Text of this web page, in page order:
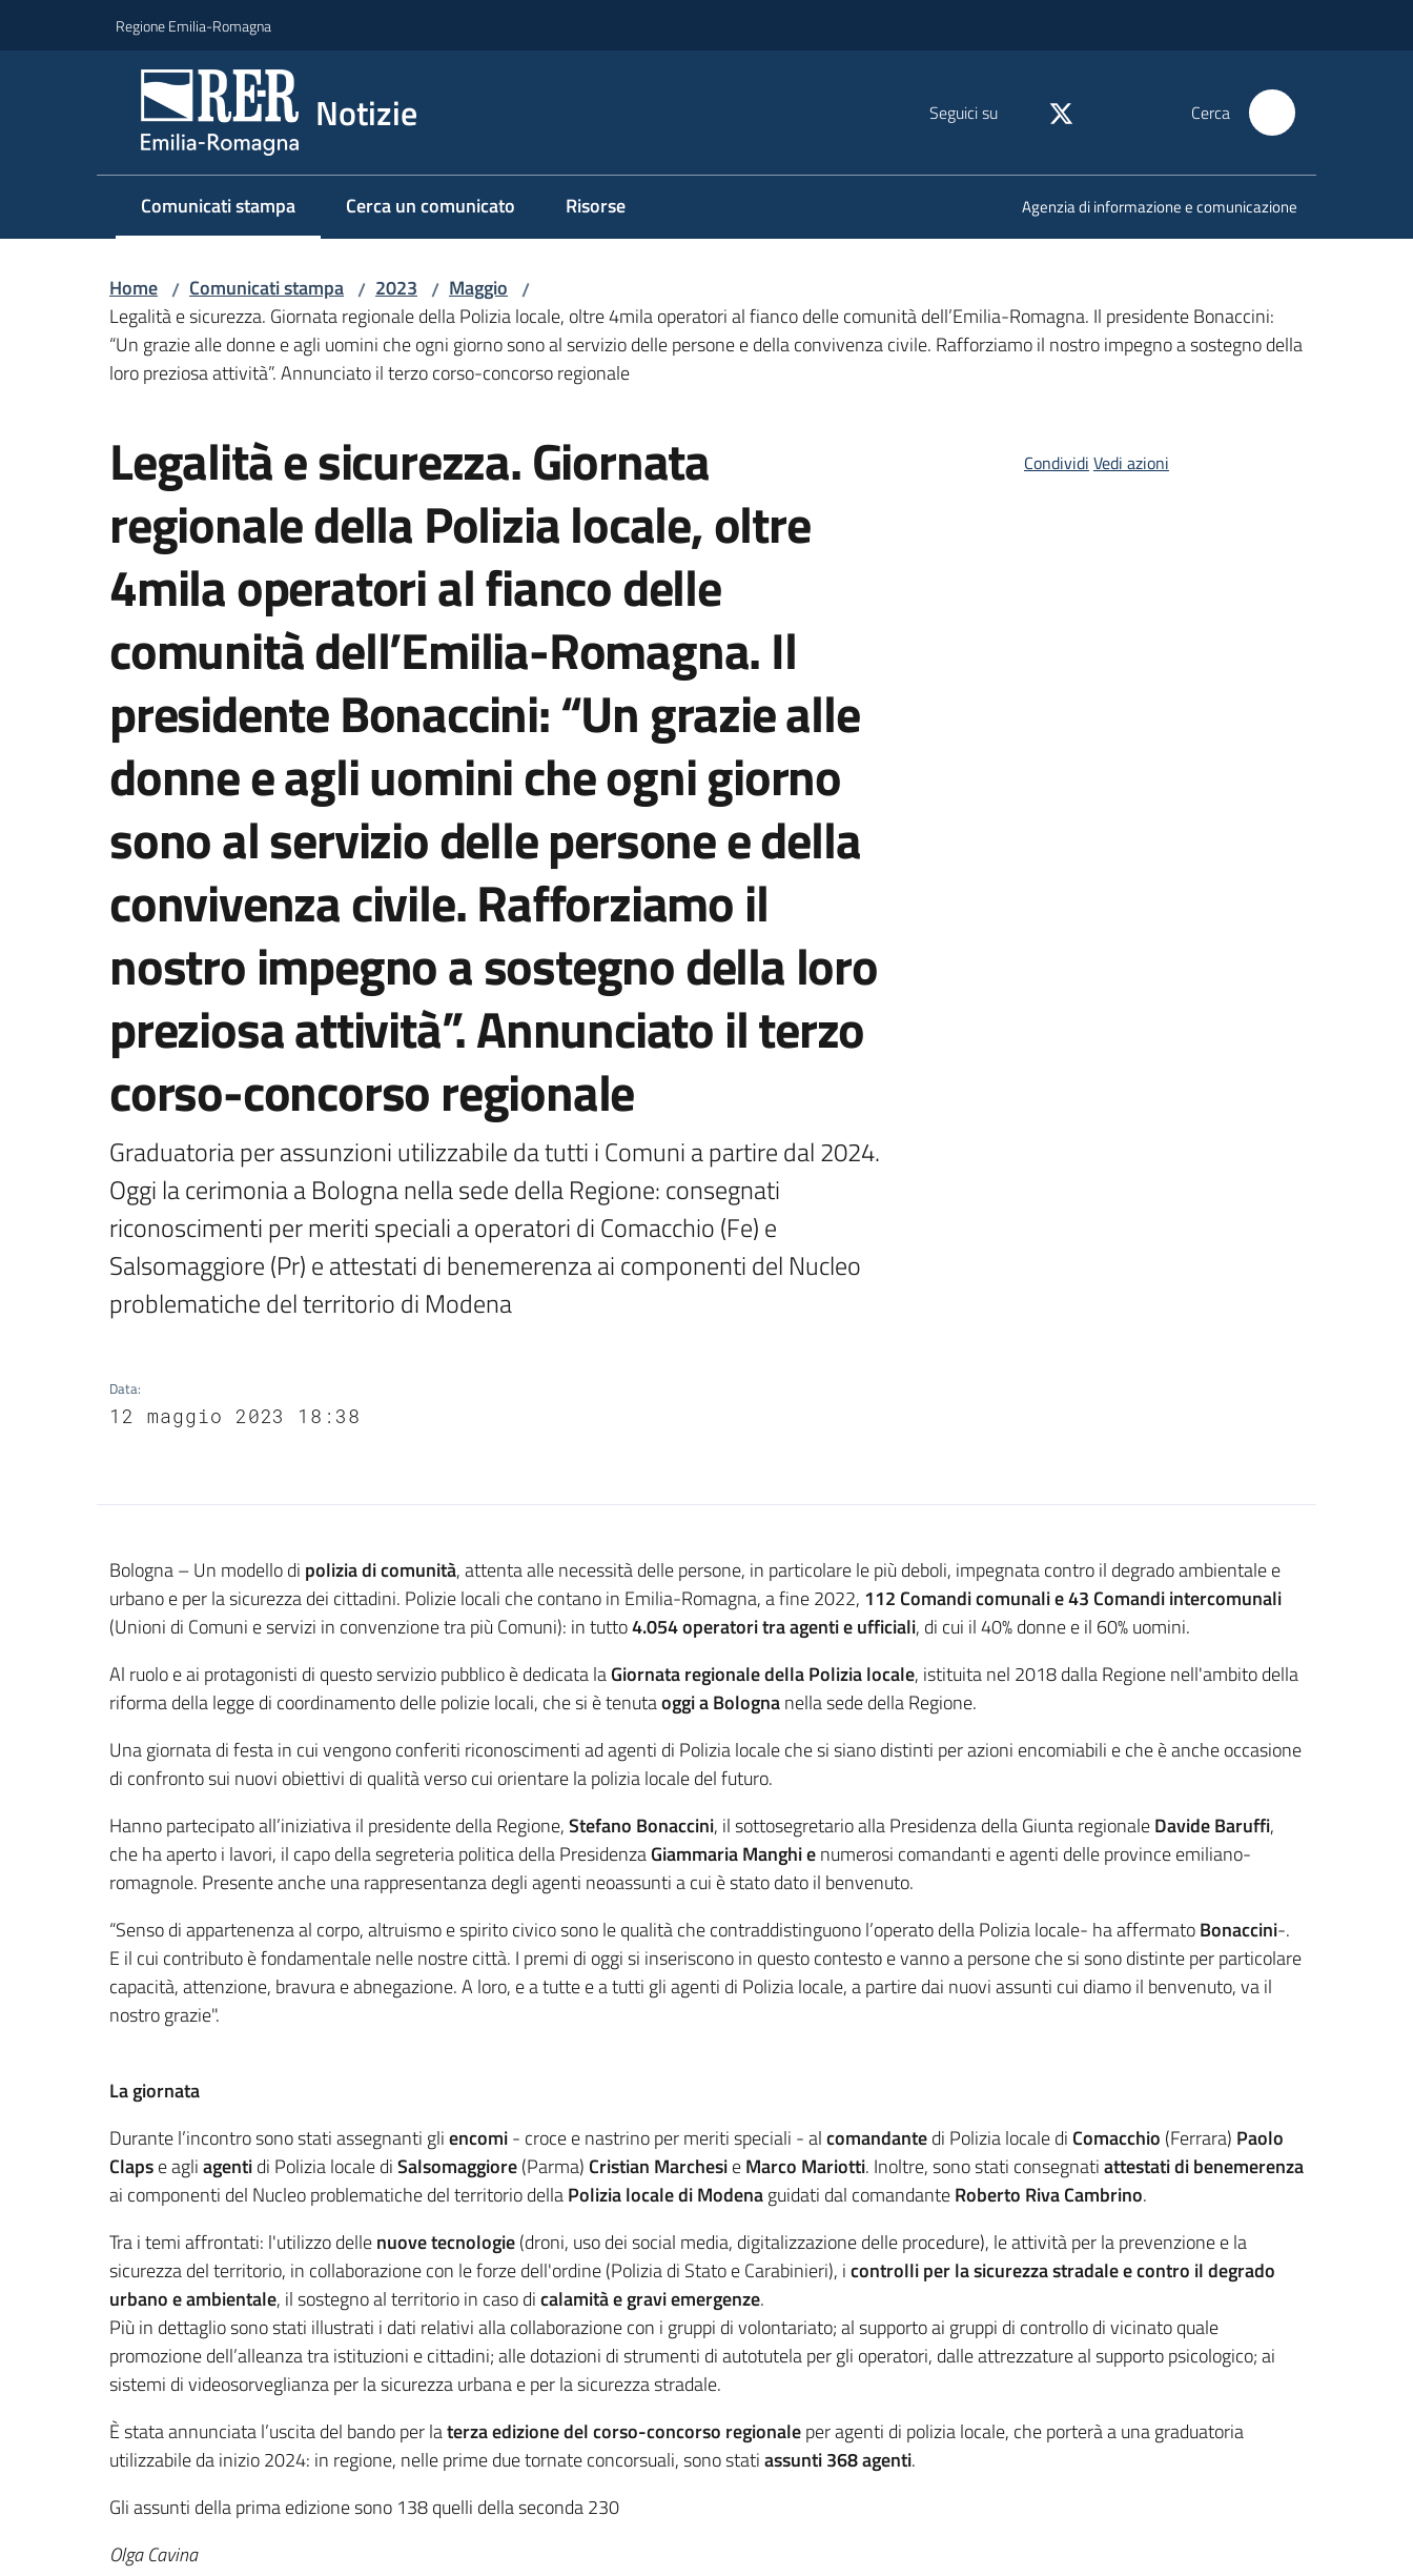
Regione Emilia-Romagna
Notizie Seguici su Cerca
Comunicati stampa
Menu selezionato Cerca un comunicato Risorse Agenzia di informazione e comunicazione
Home / Comunicati stampa / 2023 / Maggio /
Legalità e sicurezza. Giornata regionale della Polizia locale, oltre 4mila operatori al fianco delle comunità dell’Emilia-Romagna. Il presidente Bonaccini:
“Un grazie alle donne e agli uomini che ogni giorno sono al servizio delle persone e della convivenza civile. Rafforziamo il nostro impegno a sostegno della
loro preziosa attività”. Annunciato il terzo corso-concorso regionale
Legalità e sicurezza. Giornata
regionale della Polizia locale, oltre
4mila operatori al fianco delle
comunità dell’Emilia-Romagna. Il
presidente Bonaccini: “Un grazie alle
donne e agli uomini che ogni giorno
sono al servizio delle persone e della
convivenza civile. Rafforziamo il
nostro impegno a sostegno della loro
preziosa attività”. Annunciato il terzo
corso-concorso regionale
Graduatoria per assunzioni utilizzabile da tutti i Comuni a partire dal 2024.
Oggi la cerimonia a Bologna nella sede della Regione: consegnati
riconoscimenti per meriti speciali a operatori di Comacchio (Fe) e
Salsomaggiore (Pr) e attestati di benemerenza ai componenti del Nucleo
problematiche del territorio di Modena
Data:
12 maggio 2023 18:38
Condividi Vedi azioni
Contenuto
Bologna – Un modello di polizia di comunità, attenta alle necessità delle persone, in particolare le più deboli, impegnata contro il degrado ambientale e
urbano e per la sicurezza dei cittadini. Polizie locali che contano in Emilia-Romagna, a fine 2022, 112 Comandi comunali e 43 Comandi intercomunali
(Unioni di Comuni e servizi in convenzione tra più Comuni): in tutto4.054 operatori tra agenti e ufficiali, di cui il 40% donne e il 60% uomini.
Al ruolo e ai protagonisti di questo servizio pubblico è dedicata laGiornata regionale della Polizia locale, istituita nel 2018 dalla Regione nell'ambito della
riforma della legge di coordinamento delle polizie locali, che si è tenutaoggi a Bolognanella sede della Regione.
Una giornata di festa in cui vengono conferiti riconoscimenti ad agenti di Polizia locale che si siano distinti per azioni encomiabili e che è anche occasione
di confronto sui nuovi obiettivi di qualità verso cui orientare la polizia locale del futuro.
Hanno partecipato all’iniziativa il presidente della Regione,Stefano Bonaccini, il sottosegretario alla Presidenza della Giunta regionaleDavide Baruffi,
che ha aperto i lavori, il capo della segreteria politica della PresidenzaGiammariaManghienumerosi comandanti e agenti delle province emiliano-
romagnole. Presente anche una rappresentanza degli agenti neoassunti a cui è stato dato il benvenuto.
“Senso di appartenenza al corpo, altruismo e spirito civico sono le qualità che contraddistinguono l’operato della Polizia locale- ha affermatoBonaccini-.
E il cui contributo è fondamentale nelle nostre città. I premi di oggi si inseriscono in questo contesto e vanno a persone che si sono distinte per particolare
capacità, attenzione, bravura e abnegazione. A loro, e a tutte e a tutti gli agenti di Polizia locale, a partire dai nuovi assunti cui diamo il benvenuto, va il
nostro grazie".
La giornata
Durante l’incontro sono stati assegnanti gliencomi- croce e nastrino per meriti speciali - alcomandantedi Polizia locale di Comacchio (Ferrara) Paolo
Clapse agliagentidi Polizia locale diSalsomaggiore(Parma) Cristian MarchesieMarco Mariotti. Inoltre, sono stati consegnatiattestati di benemerenza
ai componenti del Nucleo problematiche del territorio dellaPolizia locale diModenaguidati dal comandanteRoberto Riva Cambrino.
Tra i temi affrontati: l'utilizzo dellenuove tecnologie(droni, uso dei social media, digitalizzazione delle procedure), le attività per la prevenzione e la
sicurezza del territorio, in collaborazione con le forze dell'ordine (Polizia di Stato e Carabinieri), icontrolli per la sicurezza stradale e contro il degrado
urbano e ambientale, il sostegno al territorio in caso dicalamità e gravi emergenze.
Più in dettaglio sono stati illustrati i dati relativi alla collaborazione con i gruppi di volontariato; al supporto ai gruppi di controllo di vicinato quale
promozione dell’alleanza tra istituzioni e cittadini; alle dotazioni di strumenti di autotutela per gli operatori, dalle attrezzature al supporto psicologico; ai
sistemi di videosorveglianza per la sicurezza urbana e per la sicurezza stradale.
È stata annunciata l’uscita del bando per laterza edizione del corso-concorso regionaleper agenti di polizia locale, che porterà a una graduatoria
utilizzabile da inizio 2024: in regione, nelle prime due tornate concorsuali, sono statiassunti 368 agenti.
Gli assunti della prima edizione sono 138 quelli della seconda 230
Olga Cavina